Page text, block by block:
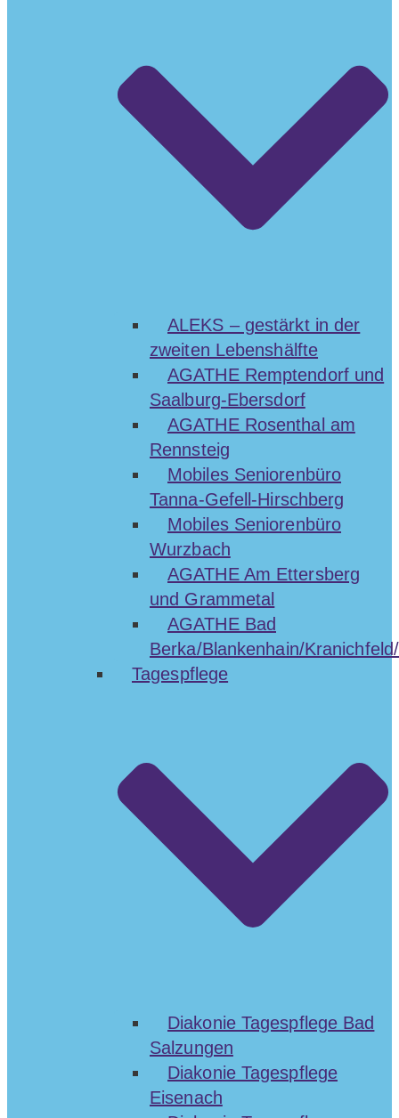
ALEKS – gestärkt in der
zweiten Lebenshälfte
AGATHE Remptendorf und
Saalburg-Ebersdorf
AGATHE Rosenthal am
Rennsteig
Mobiles Seniorenbüro
Tanna-Gefell-Hirschberg
Mobiles Seniorenbüro
Wurzbach
AGATHE Am Ettersberg
und Grammetal
AGATHE Bad
Berka/Blankenhain/
Tagespflege
Diakonie Tagespflege Bad
Salzungen
Diakonie Tagespflege
Eisenach